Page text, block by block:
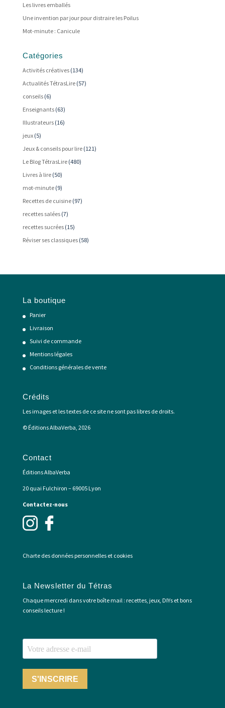
Les livres emballés
Une invention par jour pour distraire les Poilus
Mot-minute : Canicule
Catégories
Activités créatives(134)
Actualités TétrasLire(57)
conseils(6)
Enseignants(63)
Illustrateurs(16)
jeux(5)
Jeux & conseils pour lire(121)
Le Blog TétrasLire(480)
Livres à lire(50)
mot-minute(9)
Recettes de cuisine(97)
recettes salées(7)
recettes sucrées(15)
Réviser ses classiques(58)
La boutique
Panier
Livraison
Suivi de commande
Mentions légales
Conditions générales de vente
Crédits
Les images et les textes de ce site ne sont pas libres de droits.
© Éditions AlbaVerba, 2026
Contact
Éditions AlbaVerba
20 quai Fulchiron – 69005 Lyon
Contactez-nous
Charte des données personnelles et cookies
La Newsletter du Tétras
Chaque mercredi dans votre boîte mail : recettes, jeux, DIYs et bons
conseils lecture !
S'INSCRIRE